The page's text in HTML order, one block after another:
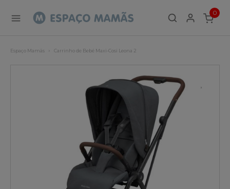
0
ITEMS
Espaço Mamãs Carrinho de Bebé Maxi-Cosi Leona 2